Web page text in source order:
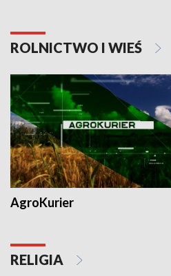
ROLNICTWO I WIEŚ
AgroKurier
RELIGIA